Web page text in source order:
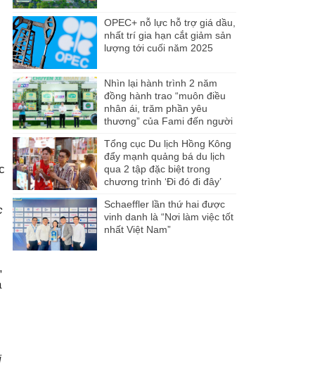
OPEC+ nỗ lực hỗ trợ giá dầu,
nhất trí gia hạn cắt giảm sản
lượng tới cuối năm 2025
Nhìn lại hành trình 2 năm
đồng hành trao “muôn điều
nhân ái, trăm phần yêu
thương” của Fami đến người
Tổng cục Du lịch Hồng Kông
đẩy mạnh quảng bá du lịch
qua 2 tập đặc biệt trong
chương trình ‘Đi đó đi đây’
Schaeffler lần thứ hai được
vinh danh là “Nơi làm việc tốt
nhất Việt Nam”